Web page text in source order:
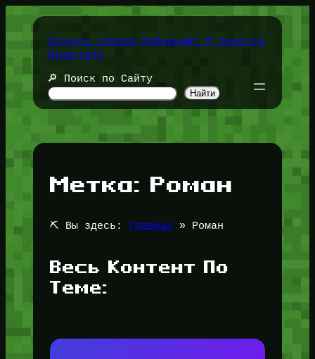
содержимомуСоздать сервер Майнкрафт ⛏️ Новости
Minecraft
🔎 Поиск по Сайту
Найти
Метка: Роман
⛏️ Вы здесь: Главная » Роман
Весь Контент По
Теме: